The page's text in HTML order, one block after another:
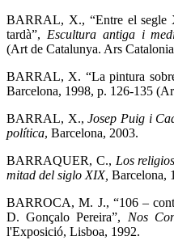
BARRAL, X., “Entre el segle
tardà”, Escultura antiga i
(Art de Catalunya. Ars
BARRAL, X. “La pintura
Barcelona, 1998, p. 126-135
BARRAL, X.,Josep Puig i
política, Barcelona, 2003.
BARRAQUER, C., Los
mitad del siglo XIX, Barcelona,
BARROCA, M. J., “106 –
D. Gonçalo Pereira”, Nos
l'Exposició, Lisboa, 1992.